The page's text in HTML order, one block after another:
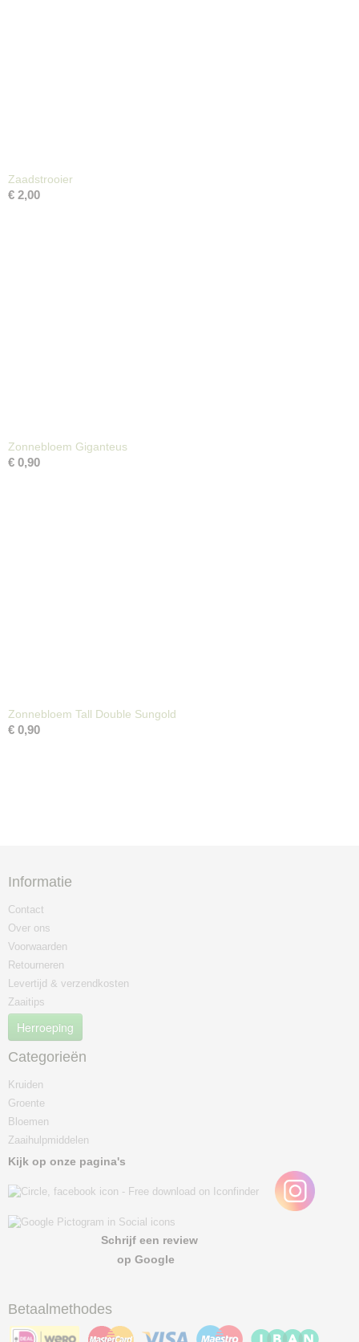
Zaadstrooier
€ 2,00
Zonnebloem Giganteus
€ 0,90
Zonnebloem Tall Double Sungold
€ 0,90
Informatie
Contact
Over ons
Voorwaarden
Retourneren
Levertijd & verzendkosten
Zaaitips
Herroeping
Categorieën
Kruiden
Groente
Bloemen
Zaaihulpmiddelen
Kijk op onze pagina's
Schrijf een review
op Google
Betaalmethodes